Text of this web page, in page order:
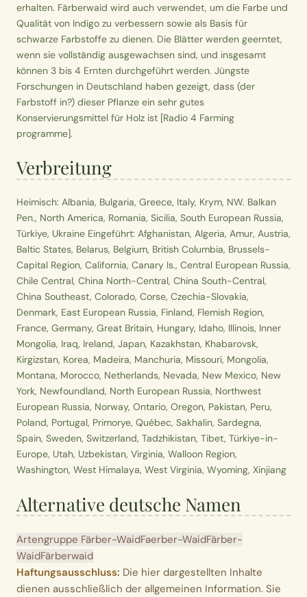
erhalten. Färberwaid wird auch verwendet, um die Farbe und
Qualität von Indigo zu verbessern sowie als Basis für
schwarze Farbstoffe zu dienen. Die Blätter werden geerntet,
wenn sie vollständig ausgewachsen sind, und insgesamt
können 3 bis 4 Ernten durchgeführt werden. Jüngste
Forschungen in Deutschland haben gezeigt, dass (der
Farbstoff in?) dieser Pflanze ein sehr gutes
Konservierungsmittel für Holz ist [Radio 4 Farming
programme].
Verbreitung
Heimisch: Albania, Bulgaria, Greece, Italy, Krym, NW. Balkan
Pen., North America, Romania, Sicilia, South European Russia,
Türkiye, Ukraine Eingeführt: Afghanistan, Algeria, Amur, Austria,
Baltic States, Belarus, Belgium, British Columbia, Brussels-
Capital Region, California, Canary Is., Central European Russia,
Chile Central, China North-Central, China South-Central,
China Southeast, Colorado, Corse, Czechia-Slovakia,
Denmark, East European Russia, Finland, Flemish Region,
France, Germany, Great Britain, Hungary, Idaho, Illinois, Inner
Mongolia, Iraq, Ireland, Japan, Kazakhstan, Khabarovsk,
Kirgizstan, Korea, Madeira, Manchuria, Missouri, Mongolia,
Montana, Morocco, Netherlands, Nevada, New Mexico, New
York, Newfoundland, North European Russia, Northwest
European Russia, Norway, Ontario, Oregon, Pakistan, Peru,
Poland, Portugal, Primorye, Québec, Sakhalin, Sardegna,
Spain, Sweden, Switzerland, Tadzhikistan, Tibet, Türkiye-in-
Europe, Utah, Uzbekistan, Virginia, Walloon Region,
Washington, West Himalaya, West Virginia, Wyoming, Xinjiang
Alternative deutsche Namen
Artengruppe Färber-WaidFaerber-WaidFärber-
WaidFärberwaid
Haftungsausschluss: Die hier dargestellten Inhalte
dienen ausschließlich der allgemeinen Information. Sie